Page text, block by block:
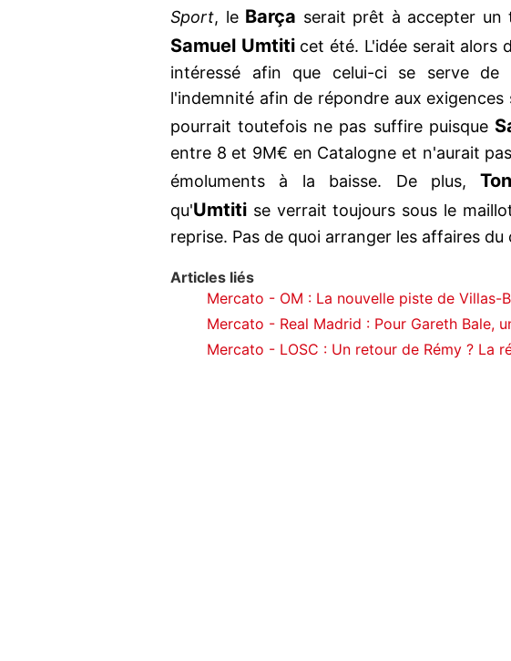
Sport, le Barça serait prêt à accepter un
Samuel Umtiticet été. L'idée serait alors
intéressé afin que celui-ci se serve de
l'indemnité afin de répondre aux exigences
pourrait toutefois ne pas suffire puisque
entre 8 et 9M€ en Catalogne et n'aurait
émoluments à la baisse. De plus,
qu'Umtiti se verrait toujours sous le
reprise. Pas de quoi arranger les affaires du
Articles liés
Mercato - OM : La nouvelle piste de Villas-
Mercato - Real Madrid : Pour Gareth Bale,
Mercato - LOSC : Un retour de Rémy ? La